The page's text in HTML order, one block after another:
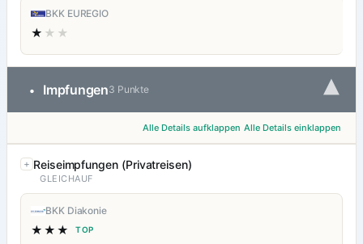
BKK EUREGIO
★ ★★
• Impfungen3 Punkte ▾
Alle Details aufklappen Alle Details einklappen
Reiseimpfungen (Privatreisen)
GLEICHAUF
BKK Diakonie
★★★ TOP